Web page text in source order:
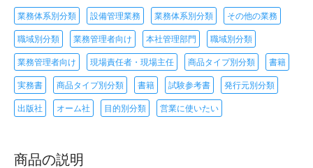
業務体系別分類 設備管理業務 業務体系別分類 その他の業務
職域別分類 業務管理者向け 本社管理部門 職域別分類
業務管理者向け 現場責任者・現場主任 商品タイプ別分類 書籍
実務書 商品タイプ別分類 書籍 試験参考書 発行元別分類
出版社 オーム社 目的別分類 営業に使いたい
商品の説明